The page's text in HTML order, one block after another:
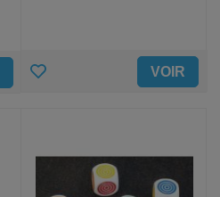
AJOUTER VOIR